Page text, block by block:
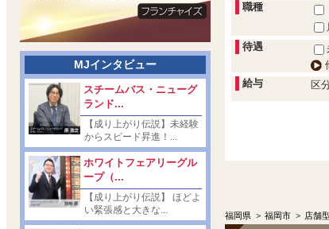
職種
待遇
給与
区
福岡県 > 福岡市 > 店舗
MJインタビュー
スチームバス・ニューグ
ランド...
【成り上がり伝説】未経験
からスピード昇進！...
ホワイトフェアリーグル
ープ（...
【成り上がり伝説】 ほどよ
い緊張感と大きな...